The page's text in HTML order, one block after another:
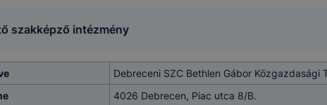
szakképző intézmény
Debreceni SZC Bethlen Gábor Közgazdasági
4026 Debrecen, Piac utca 8/B.